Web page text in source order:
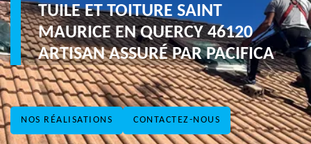
NOS RÉALISATIONS CONTACTEZ-NOUS
TUILE ET TOITURE SAINT
MAURICE EN QUERCY 46120
ARTISAN ASSURÉ PAR PACIFICA